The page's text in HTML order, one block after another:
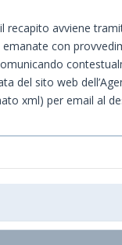
avviene
con
del sito web
xml) per email al